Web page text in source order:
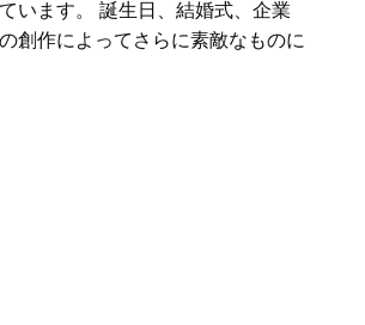
います。 誕生日、結婚式、企業
創作によってさらに素敵なものに
季節ごとに新しいフレーバーとデ
います。